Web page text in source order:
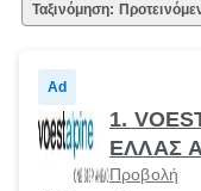
Ταξινόμηση:
Ad
1.
ΕΛΛΑΣ
Προβολή